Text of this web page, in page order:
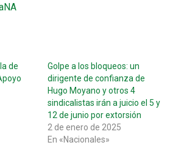
de
Golpe a los bloqueos: un
dirigente de confianza de
Hugo Moyano y otros 4
sindicalistas irán a juicio el 5 y
12 de junio por extorsión
2 de enero de 2025
En «Nacionales»